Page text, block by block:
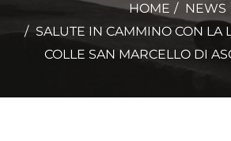
HOME
NEWS
SALUTE IN CAMMINO CON LA
COLLE SAN MARCELLO DI